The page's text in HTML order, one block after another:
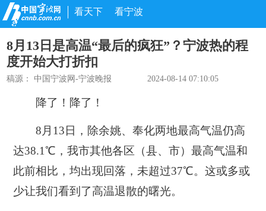
看天下 看宁波
8月13日是高温“最后的疯狂”？宁波热的程
度开始大打折扣
稿源：中国宁波网-宁波晚报 2024-08-14 07:10:05
降了！降了！
8月13日，除余姚、奉化两地最高气温仍高
达38.1℃，我市其他各区（县、市）最高气温和
此前相比，均出现回落，未超过37℃。这或多或
少让我们看到了高温退散的曙光。